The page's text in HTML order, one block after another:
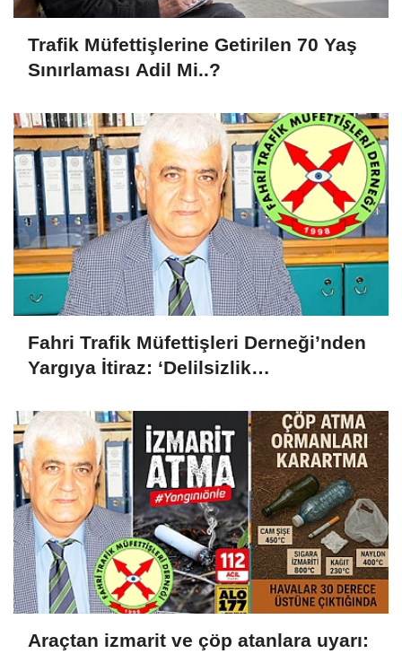
Trafik Müfettişlerine Getirilen 70 Yaş
Sınırlaması Adil Mi..?
Fahri Trafik Müfettişleri Derneği’nden
Yargıya İtiraz: ‘Delilsizlik
Hukuksuzdur’
Araçtan izmarit ve çöp atanlara uyarı: